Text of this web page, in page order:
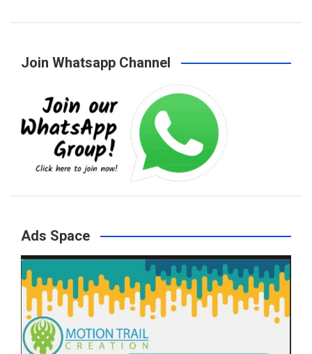
c
e
b
o
k
s
r
a
i
r
u
e
Join Whatsapp Channel
Ads Space